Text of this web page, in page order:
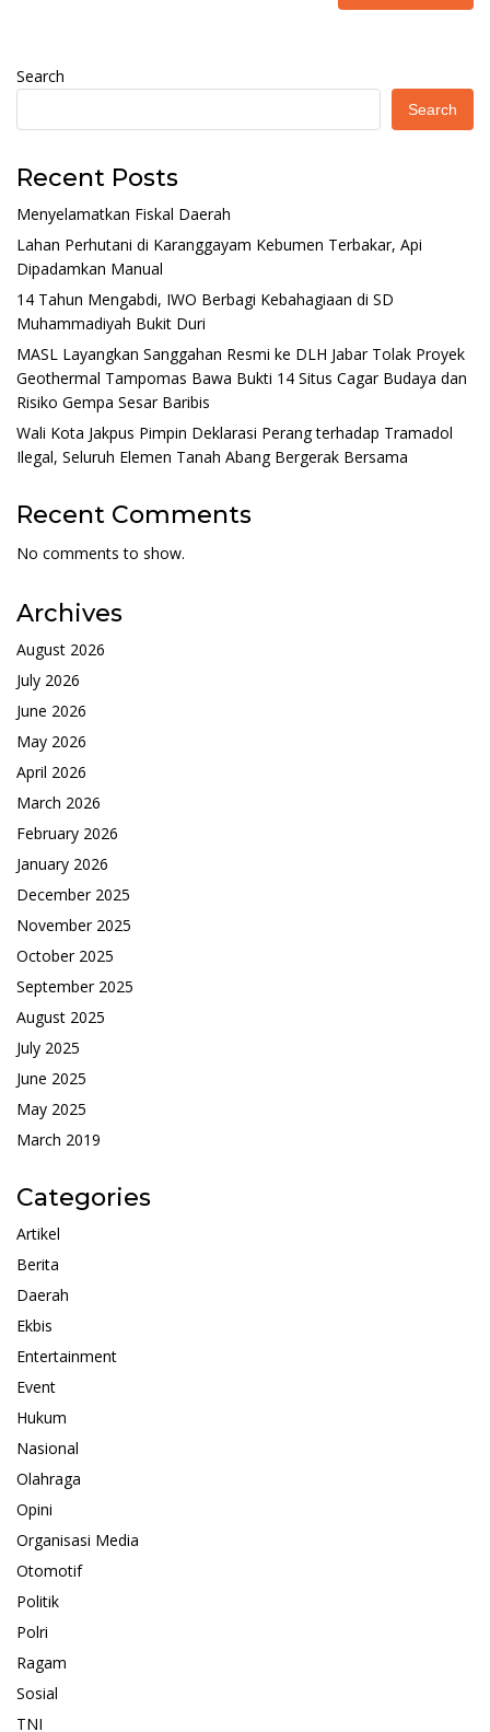
Search
Search
Recent Posts
Menyelamatkan Fiskal Daerah
Lahan Perhutani di Karanggayam Kebumen Terbakar, Api
Dipadamkan Manual
14 Tahun Mengabdi, IWO Berbagi Kebahagiaan di SD
Muhammadiyah Bukit Duri
MASL Layangkan Sanggahan Resmi ke DLH Jabar Tolak Proyek
Geothermal Tampomas Bawa Bukti 14 Situs Cagar Budaya dan
Risiko Gempa Sesar Baribis
Wali Kota Jakpus Pimpin Deklarasi Perang terhadap Tramadol
Ilegal, Seluruh Elemen Tanah Abang Bergerak Bersama
Recent Comments
No comments to show.
Archives
August 2026
July 2026
June 2026
May 2026
April 2026
March 2026
February 2026
January 2026
December 2025
November 2025
October 2025
September 2025
August 2025
July 2025
June 2025
May 2025
March 2019
Categories
Artikel
Berita
Daerah
Ekbis
Entertainment
Event
Hukum
Nasional
Olahraga
Opini
Organisasi Media
Otomotif
Politik
Polri
Ragam
Sosial
TNI